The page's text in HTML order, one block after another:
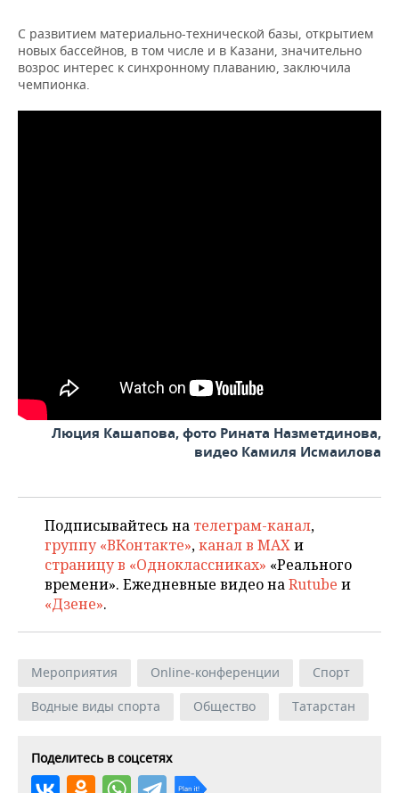
С развитием материально-технической базы, открытием
новых бассейнов, в том числе и в Казани, значительно
возрос интерес к синхронному плаванию, заключила
чемпионка.
Люция Кашапова, фото Рината Назметдинова,
видео Камиля Исмаилова
Подписывайтесь на телеграм-канал,
группу «ВКонтакте»,канал в MAXи
страницу в «Одноклассниках» «Реального
времени». Ежедневные видео наRutube и
«Дзене».
Мероприятия Online-конференции
Спорт
Водные виды спорта
Общество Татарстан
Поделитесь в соцсетях